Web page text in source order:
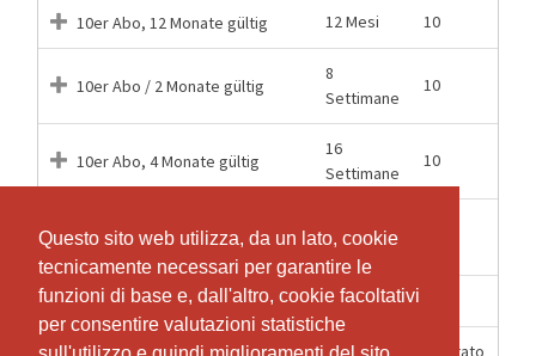
Questo sito web utilizza, da un lato, cookie
tecnicamente necessari per garantire le
funzioni di base e, dall'altro, cookie facoltativi
per consentire valutazioni statistiche
Questo sito web utilizza, da un lato, cookie
tecnicamente necessari per garantire le
funzioni di base e, dall'altro, cookie facoltativi
per consentire valutazioni statistiche
10er Abo, 12 Monate gültig 12 Mesi 10
10er Abo / 2 Monate gültig
8
Settimane
10
10er Abo, 4 Monate gültig
16
Settimane
10
gültig
Settimane
Eine Bewegungsstunde 1 Giorni
12 Mesi Illimitato